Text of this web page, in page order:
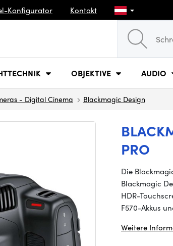
Konfigurator Kontakt
OBJEKTIVE AUDIO
- Digital Cinema Blackmagic Design
PRO
Die
Blackmagic
HDR-
F570-Akkus
Weitere